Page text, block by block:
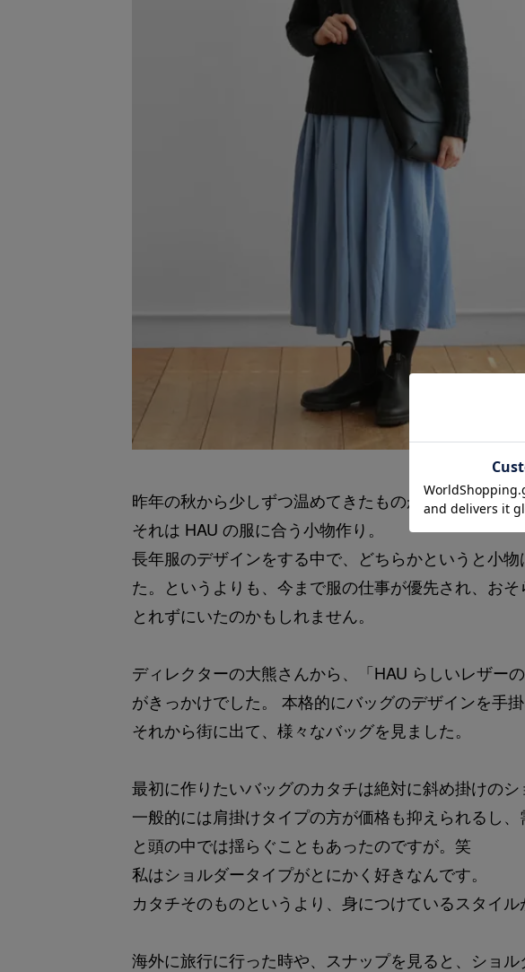
昨年の秋から少しずつ温めてきたものがあります。
それは HAU の服に合う小物作り。
長年服のデザインをする中で、どちらかというと小
た。というよりも、今まで服の仕事が優先され、お
とれずにいたのかもしれません。
ディレクターの大熊さんから、「HAU らしいレザー
がきっかけでした。 本格的にバッグのデザインを手
それから街に出て、様々なバッグを見ました。
最初に作りたいバッグのカタチは絶対に斜め掛けのシ
一般的には肩掛けタイプの方が価格も抑えられるし、
と頭の中では揺らぐこともあったのですが。笑
私はショルダータイプがとにかく好きなんです。
カタチそのものというより、身につけているスタイル
海外に旅行に行った時や、スナップを見ると、ショ